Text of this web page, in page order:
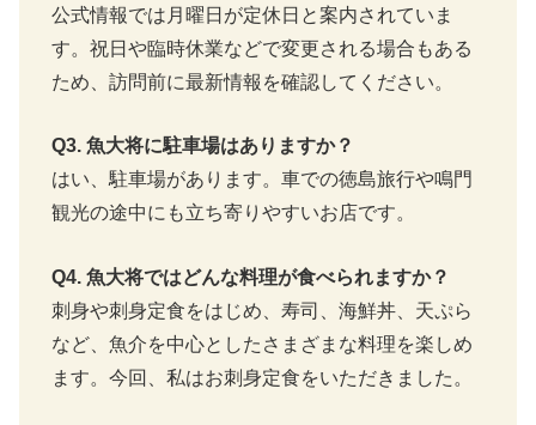
公式情報では月曜日が定休日と案内されていま
す。祝日や臨時休業などで変更される場合もある
ため、訪問前に最新情報を確認してください。
Q3. 魚大将に駐車場はありますか？
はい、駐車場があります。車での徳島旅行や鳴門
観光の途中にも立ち寄りやすいお店です。
Q4. 魚大将ではどんな料理が食べられますか？
刺身や刺身定食をはじめ、寿司、海鮮丼、天ぷら
など、魚介を中心としたさまざまな料理を楽しめ
ます。今回、私はお刺身定食をいただきました。